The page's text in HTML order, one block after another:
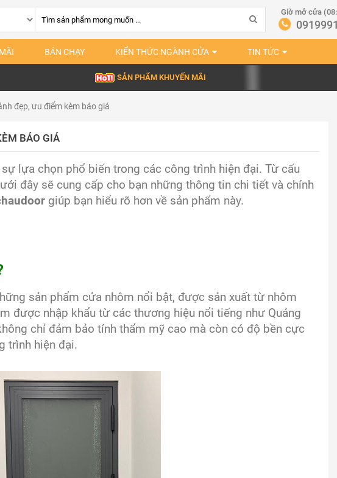
Giờ mở cửa
BÁN CHẠY KIẾN THỨC NGÀNH CỬA TIN TỨC
SẢN PHẨM KHUYẾN MÃI
đẹp, ưu điểm kèm báo giá
BÁO GIÁ
lựa chọn phổ biến trong các công trình hiện đại. Từ cấu
đây sẽ cung cấp cho bạn những thông tin chi tiết và chính
giúp bạn hiểu rõ hơn về sản phẩm này.
sản phẩm cửa nhôm nổi bật, được sản xuất từ nhôm
được nhập khẩu từ các thương hiệu nổi tiếng như Quảng
chỉ đảm bảo tính thẩm mỹ cao mà còn có độ bền cực
trình hiện đại.